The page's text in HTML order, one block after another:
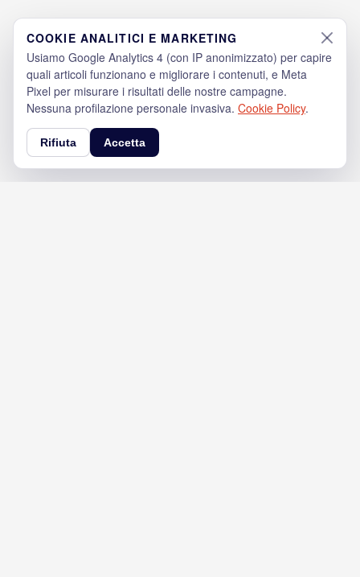
COOKIE ANALITICI E MARKETING
Usiamo Google Analytics 4 (con IP anonimizzato) per capire
quali articoli funzionano e migliorare i contenuti, e Meta
Pixel per misurare i risultati delle nostre campagne.
Nessuna profilazione personale invasiva. Cookie Policy.
Rifiuta Accetta